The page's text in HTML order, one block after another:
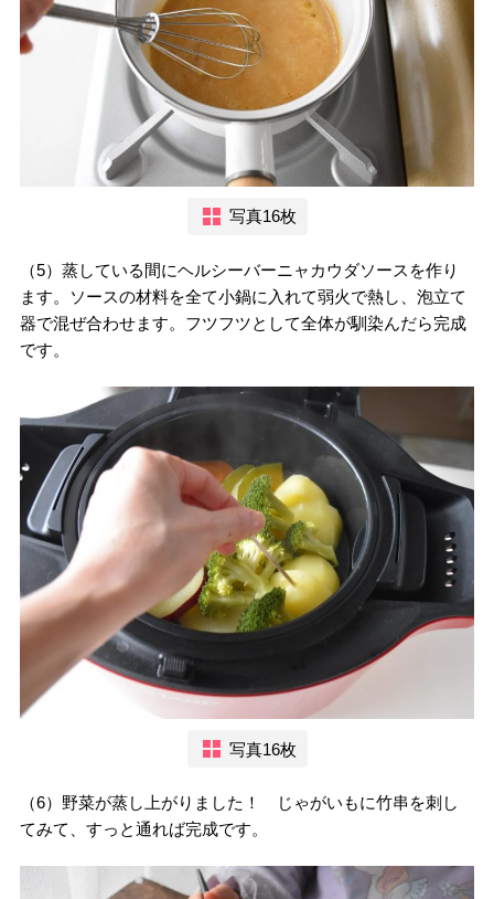
写真16枚
（5）蒸している間にヘルシーバーニャカウダソースを作り
ます。ソースの材料を全て小鍋に入れて弱火で熱し、泡立て
器で混ぜ合わせます。フツフツとして全体が馴染んだら完成
です。
写真16枚
（6）野菜が蒸し上がりました！ じゃがいもに竹串を刺し
てみて、すっと通れば完成です。